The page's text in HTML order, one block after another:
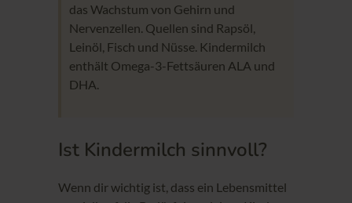
das Wachstum von Gehirn und
Nervenzellen. Quellen sind Rapsöl,
Leinöl, Fisch und Nüsse. Kindermilch
enthält Omega-3-Fettsäuren ALA und
DHA.
Ist Kindermilch sinnvoll?
Wenn dir wichtig ist, dass ein Lebensmittel